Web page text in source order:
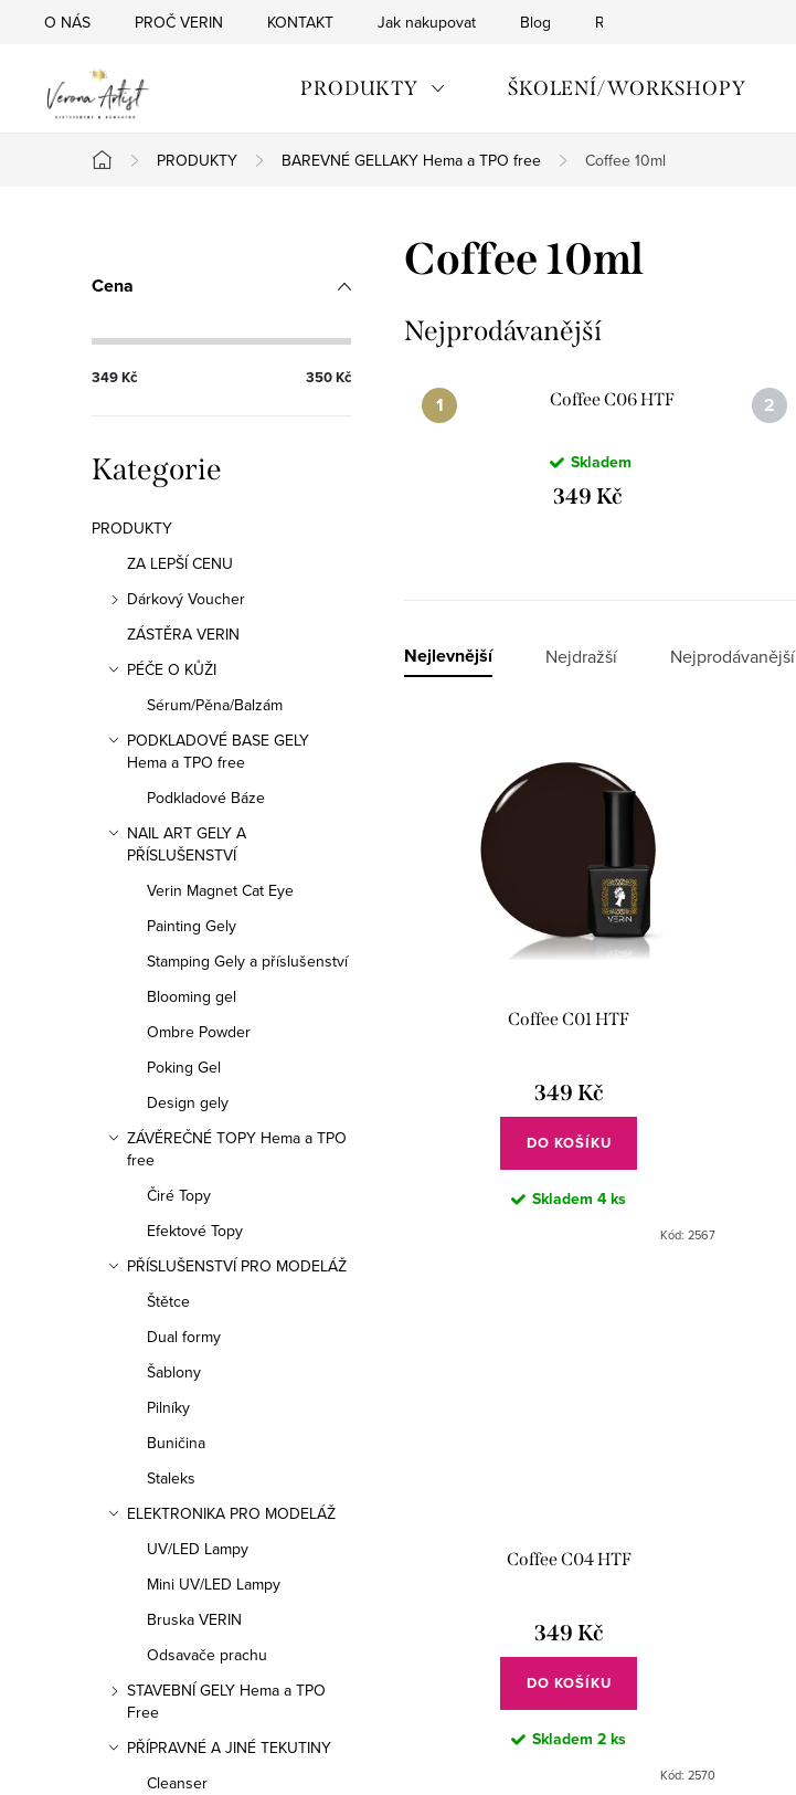
O NÁS PROČ VERIN KONTAKT Jak nakupovat Blog Reklamační řád
PRODUKTY ŠKOLENÍ/WORKSHOPY
Domů
PRODUKTY BAREVNÉ GELLAKY Hema a TPO free Coffee 10ml
o
s
t
a
n
Cena
349Kč 350Kč
Přeskočit
kategorie
Kategorie
PRODUKTY
ZA LEPŠÍ CENU
Dárkový Voucher
ZÁSTĚRA VERIN
PÉČE O KŮŽI
Sérum/Pěna/Balzám
PODKLADOVÉ BASE GELY
Hema a TPO free
Podkladové Báze
NAIL ART GELY A
PŘÍSLUŠENSTVÍ
Verin Magnet Cat Eye
Painting Gely
Stamping Gely a příslušenství
Blooming gel
Ombre Powder
Poking Gel
Design gely
ZÁVĚREČNÉ TOPY Hema a TPO
free
Čiré Topy
Efektové Topy
PŘÍSLUŠENSTVÍ PRO MODELÁŽ
Štětce
Dual formy
Šablony
Pilníky
Buničina
Staleks
ELEKTRONIKA PRO MODELÁŽ
UV/LED Lampy
Mini UV/LED Lampy
Bruska VERIN
Odsavače prachu
STAVEBNÍ GELY Hema a TPO
Free
PŘÍPRAVNÉ A JINÉ TEKUTINY
Cleanser
Coffee 10ml
Nejprodávanější
Coffee C06 HTF
Skladem
349 Kč
Ř
Nejlevnější Nejdražší Nejprodávanější
Coffee C01 HTF
349 Kč
DO KOŠÍKU
Skladem4 ks
Kód:2567
Coffee C04 HTF
349 Kč
DO KOŠÍKU
Skladem2 ks
Kód:2570